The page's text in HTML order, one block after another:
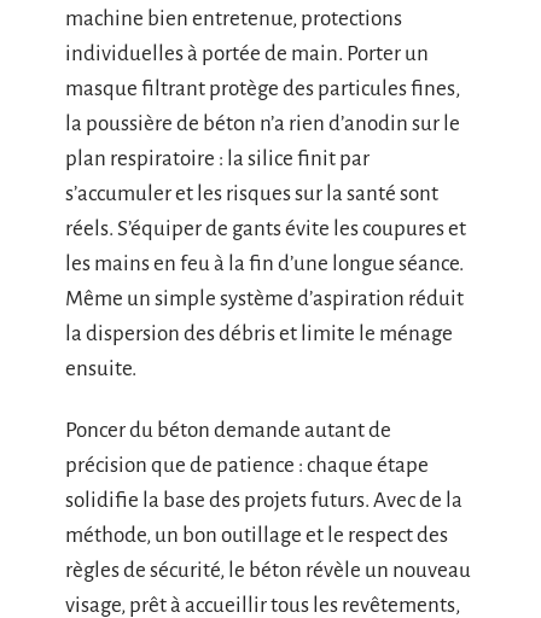
machine bien entretenue, protections
individuelles à portée de main. Porter un
masque filtrant protège des particules fines,
la poussière de béton n’a rien d’anodin sur le
plan respiratoire : la silice finit par
s’accumuler et les risques sur la santé sont
réels. S’équiper de gants évite les coupures et
les mains en feu à la fin d’une longue séance.
Même un simple système d’aspiration réduit
la dispersion des débris et limite le ménage
ensuite.
Poncer du béton demande autant de
précision que de patience : chaque étape
solidifie la base des projets futurs. Avec de la
méthode, un bon outillage et le respect des
règles de sécurité, le béton révèle un nouveau
visage, prêt à accueillir tous les revêtements,